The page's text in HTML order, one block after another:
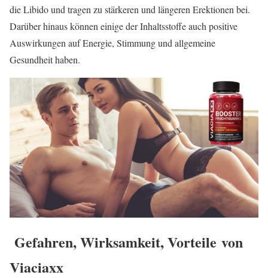
die Libido und tragen zu stärkeren und längeren Erektionen bei.
Darüber hinaus können einige der Inhaltsstoffe auch positive
Auswirkungen auf Energie, Stimmung und allgemeine
Gesundheit haben.
Gefahren, Wirksamkeit, Vorteile von
Viaciaxx